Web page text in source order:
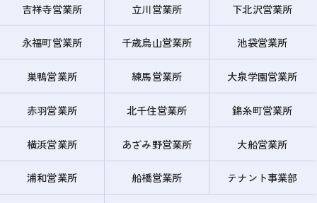
吉祥寺営業所 立川営業所 下北沢営業所
永福町営業所 千歳烏山営業所 池袋営業所
巣鴨営業所 練馬営業所 大泉学園営業所
赤羽営業所 北千住営業所 錦糸町営業所
横浜営業所 あざみ野営業所 大船営業所
浦和営業所 船橋営業所 テナント事業部